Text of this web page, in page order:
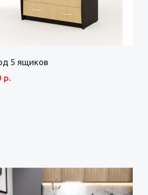
5 ящиков
р.